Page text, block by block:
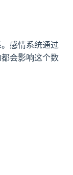
感情系统通过
会影响这个数